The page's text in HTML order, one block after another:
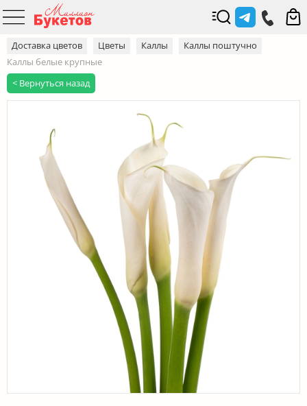
Доставка цветов Цветы Каллы
Каллы поштучно
Каллы белые крупные
< Вернуться назад